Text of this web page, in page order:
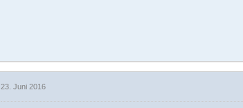
23. Juni 2016